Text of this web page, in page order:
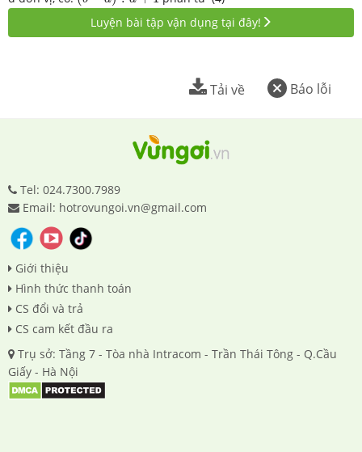
Luyện bài tập vận dụng tại đây!
Báo lỗi
Tải về
Tel: 024.7300.7989
Email: hotrovungoi.vn@gmail.com
Giới thiệu
Hình thức thanh toán
CS đổi và trả
CS cam kết đầu ra
Trụ sở: Tầng 7 - Tòa nhà Intracom - Trần Thái Tông - Q.Cầu
Giấy - Hà Nội